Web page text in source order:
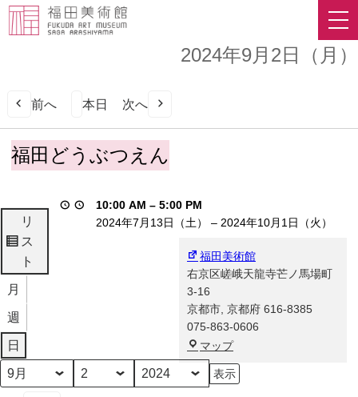
2024年9月2日（月）
前へ 本日 次へ
福
田
つ
ん
福田どうぶつえん
10:00 AM – 5:00 PM
2024年7月13日（土）
– 2024年10月1日（火）
福田美術館
右京区嵯峨天龍寺芒ノ馬場町
3-16
京都市 京都府 616-8385
075-863-0606
マップ福
田
美
リ
ス
ト
表
月
週
日
月
日
年